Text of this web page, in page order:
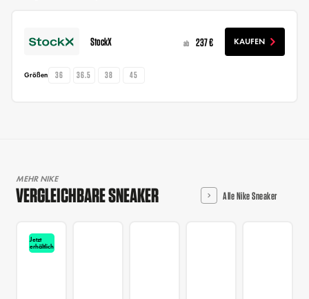
StockX ab 237 € KAUFEN
Größen 36 36.5 38 45
MEHR NIKE
VERGLEICHBARE SNEAKER Alle Nike Sneaker
Jetzt
erhältlich